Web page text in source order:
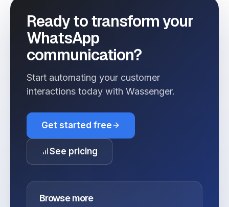
Ready to transform your
WhatsApp
communication?
Start automating your customer
interactions today with Wassenger.
Get started free
See pricing
Browse more